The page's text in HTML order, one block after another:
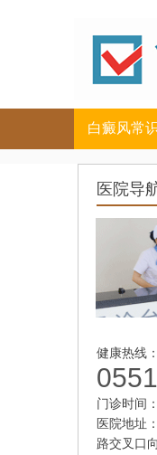
白癜风常
儿童
女性
老年
医院导
健康热线：
门诊时间
医院地址
路交叉口